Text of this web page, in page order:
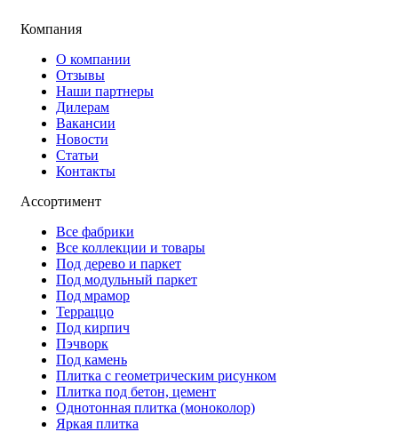
Компания
О компании
Отзывы
Наши партнеры
Дилерам
Вакансии
Новости
Статьи
Контакты
Ассортимент
Все фабрики
Все коллекции и товары
Под дерево и паркет
Под модульный паркет
Под мрамор
Терраццо
Под кирпич
Пэчворк
Под камень
Плитка с геометрическим рисунком
Плитка под бетон, цемент
Однотонная плитка (моноколор)
Яркая плитка